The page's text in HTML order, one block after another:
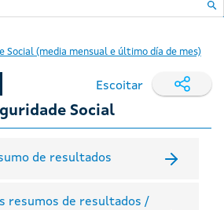
Social (media mensual e último día de mes)
Escoitar
Social
de resultados
resumos de resultados /